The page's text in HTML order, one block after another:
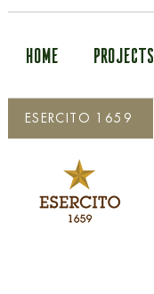
HOME PROJECTS
ESERCITO 1659